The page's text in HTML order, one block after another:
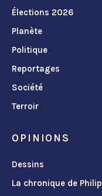
Élections 2026
Planète
Politique
Reportages
Société
Terroir
OPINIONS
Dessins
La chronique de